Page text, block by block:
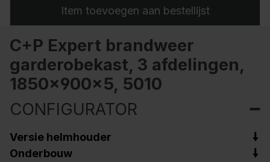
Item toevoegen aan bestellijst
C+P Expert brandweer
garderobekast, 3 afdelingen,
1850x900x5, 5010
CONFIGURATOR
Versie helmhouder
Onderbouw